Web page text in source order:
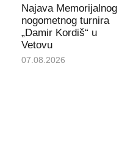
Najava Memorijalnog
nogometnog turnira
„Damir Kordiš“ u
Vetovu
07.08.2026